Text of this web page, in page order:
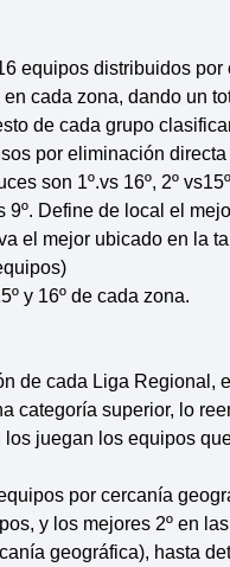
equipos distribuidos
cada zona, dando un
de cada grupo
por eliminación
son 1º.vs 16º, 2º
9º. Define de local el
el mejor ubicado en la
y 16º de cada zona.
de cada Liga Regional,
categoría superior, lo
juegan los equipos
por cercanía
y los mejores 2º en
geográfica), hasta